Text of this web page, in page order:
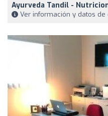
Ayurveda Tandil -
Ver información y datos de